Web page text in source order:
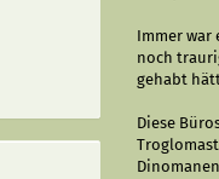
Immer war
noch
gehabt
Diese